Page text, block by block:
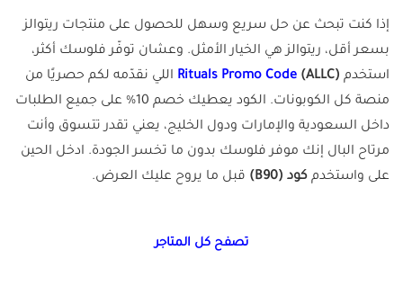
إذا كنت تبحث عن حل سريع وسهل للحصول على منتجات ريتوالز
بسعر أقل، ريتوالز هي الخيار الأمثل. وعشان توفّر فلوسك أكثر،
استخدم
Rituals Promo Code (ALLC)
اللي نقدّمه لكم حصريًا من
منصة كل الكوبونات. الكود يعطيك خصم 10% على جميع الطلبات
داخل السعودية والإمارات ودول الخليج، يعني تقدر تتسوق وأنت
مرتاح البال إنك موفر فلوسك بدون ما تخسر الجودة. ادخل الحين
على واستخدم كود (B90) قبل ما يروح عليك العرض.
تصفح كل المتاجر